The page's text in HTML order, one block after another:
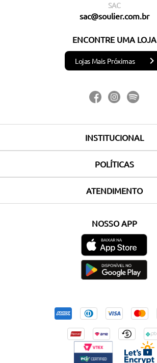
SAC
sac@soulier.com.br
ENCONTRE UMA LOJA
Lojas Mais Próximas
INSTITUCIONAL
POLÍTICAS
ATENDIMENTO
NOSSO APP